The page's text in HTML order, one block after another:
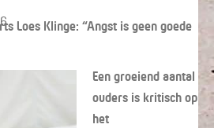
Loes Klinge: “Angst is geen goede
Een groeiend aantal
ouders is kritisch op
het